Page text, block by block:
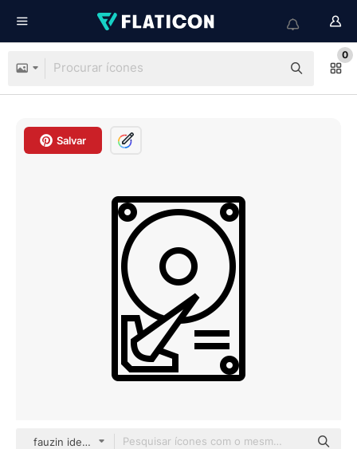
0
Salvar
fauzin idea Others